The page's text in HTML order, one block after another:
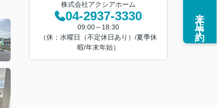
株式会社アクシアホーム
04-2937-3330
09:00～18:30
（休：水曜日（不定休日あり）/夏季休
暇/年末年始）
来店予約